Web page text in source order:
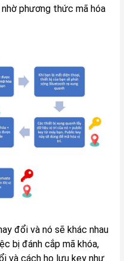
phương thức mã hóa
đổi và nó sẽ khác nhau
bị đánh cắp mã khóa,
và cách họ lưu key như